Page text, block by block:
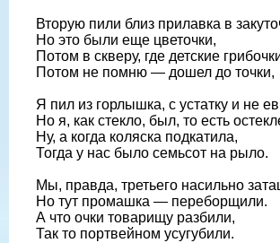
Вторую пили близ прилавка в
Но это были еще цветочки,
Потом в скверу, где детские
Потом не помню — дошел до точки,
Я пил из горлышка, с устатку и не
Но я, как стекло, был, то есть
Ну, а когда коляска подкатила,
Тогда у нас было семьсот на рыло.
Мы, правда, третьего насильно
Но тут промашка — переборщили.
А что очки товарищу разбили,
Так то портвейном усугубили.